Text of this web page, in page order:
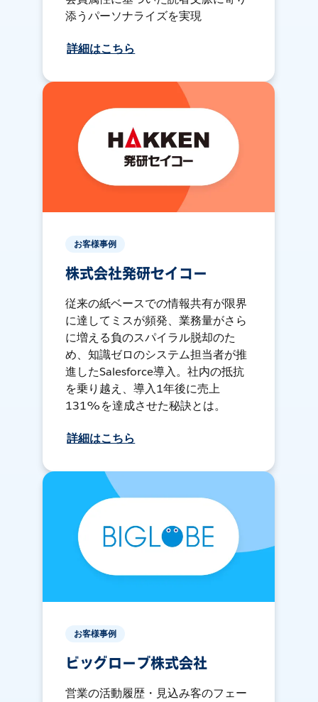
添うパーソナライズを実現
詳細はこちら
お客様事例
株式会社発研セイコー
従来の紙ベースでの情報共有が限界
に達してミスが頻発、業務量がさら
に増える負のスパイラル脱却のた
め、知識ゼロのシステム担当者が推
進したSalesforce導入。社内の抵抗
を乗り越え、導入1年後に売上
131%を達成させた秘訣とは。
詳細はこちら
お客様事例
ビッグローブ株式会社
営業の活動履歴・見込み客のフェー